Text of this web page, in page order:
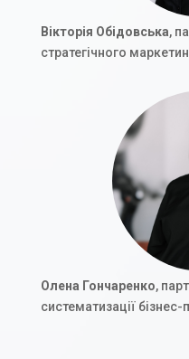
Вікторія Обідовська,
стратегічного
Олена Гончаренко,
систематизації бізнес-